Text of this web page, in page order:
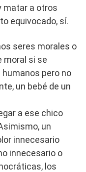
matar a otros
equivocado, sí.
seres morales o
moral si se
pero no
un bebé de un
a ese chico
un
innecesario
innecesario o
los